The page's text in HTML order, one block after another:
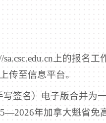
上的报名工
传至信息平台。
签名）电子版合并为
年加拿大魁省免